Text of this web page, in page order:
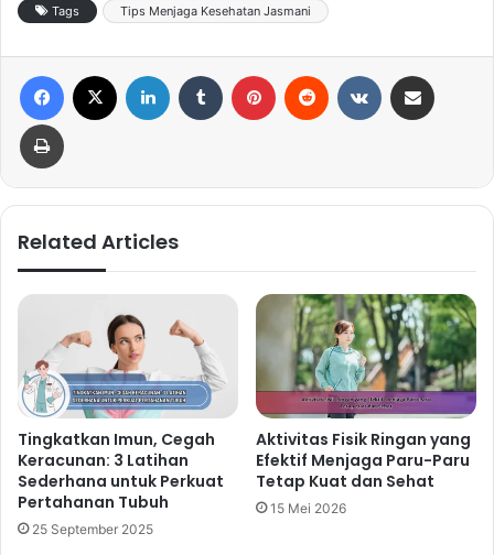
Tags Tips Menjaga Kesehatan Jasmani
Related Articles
Tingkatkan Imun, Cegah
Keracunan: 3 Latihan
Sederhana untuk Perkuat
Pertahanan Tubuh
25 September 2025
Aktivitas Fisik Ringan yang
Efektif Menjaga Paru-Paru
Tetap Kuat dan Sehat
15 Mei 2026